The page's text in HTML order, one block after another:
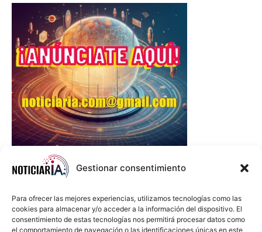
Gestionar consentimiento
Para ofrecer las mejores experiencias, utilizamos tecnologías como las
cookies para almacenar y/o acceder a la información del dispositivo. El
consentimiento de estas tecnologías nos permitirá procesar datos como
el comportamiento de navegación o las identificaciones únicas en este